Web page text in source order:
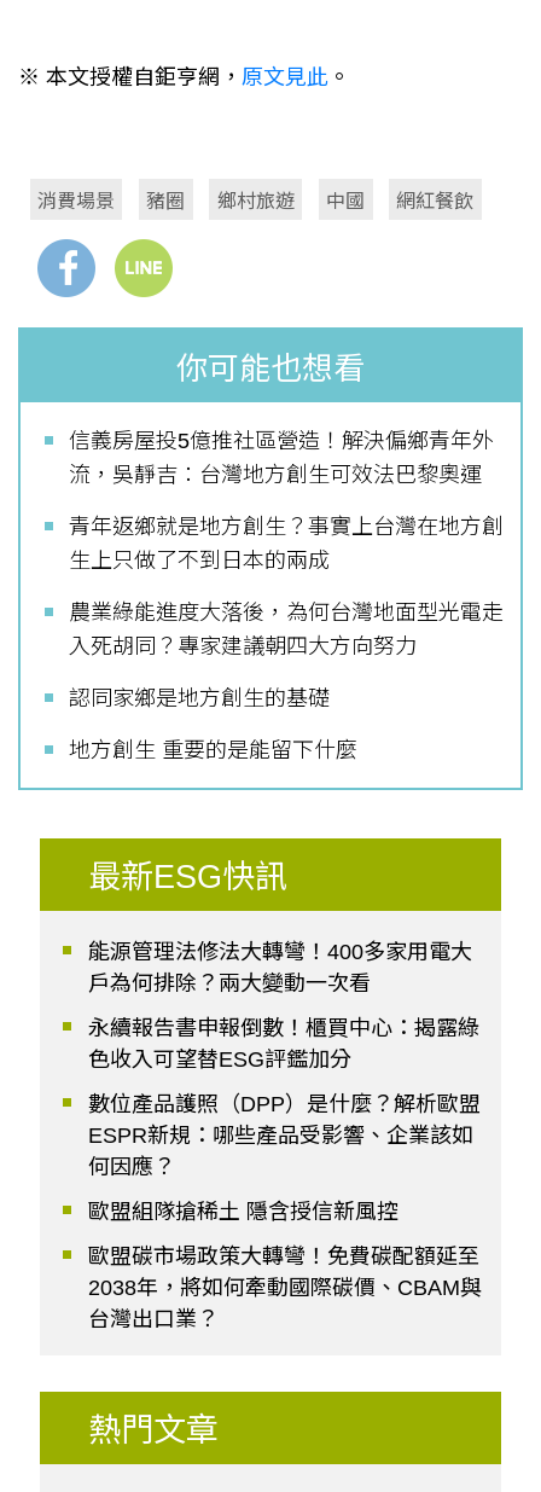
※ 本文授權自鉅亨網， 原文見此 。
消費場景 豬圈 鄉村旅遊 中國 網紅餐飲
你可能也想看
信義房屋投5億推社區營造！解決偏鄉青年外
流，吳靜吉：台灣地方創生可效法巴黎奧運
青年返鄉就是地方創生？事實上台灣在地方創
生上只做了不到日本的兩成
農業綠能進度大落後，為何台灣地面型光電走
入死胡同？專家建議朝四大方向努力
認同家鄉是地方創生的基礎
地方創生 重要的是能留下什麼
最新ESG快訊
能源管理法修法大轉彎！400多家用電大
戶為何排除？兩大變動一次看
永續報告書申報倒數！櫃買中心：揭露綠
色收入可望替ESG評鑑加分
數位產品護照（DPP）是什麼？解析歐盟
ESPR新規：哪些產品受影響、企業該如
何因應？
歐盟組隊搶稀土 隱含授信新風控
歐盟碳市場政策大轉彎！免費碳配額延至
2038年，將如何牽動國際碳價、CBAM與
台灣出口業？
熱門文章